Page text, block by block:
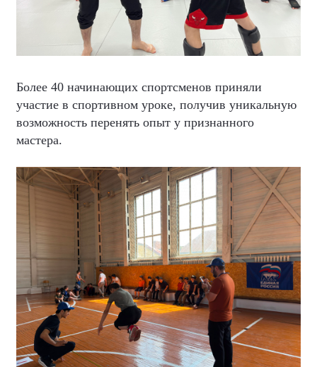
Более 40 начинающих спортсменов приняли
участие в спортивном уроке, получив уникальную
возможность перенять опыт у признанного
мастера.